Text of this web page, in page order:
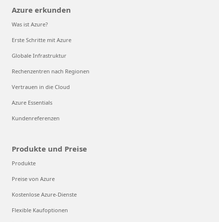
Azure erkunden
Was ist Azure?
Erste Schritte mit Azure
Globale Infrastruktur
Rechenzentren nach Regionen
Vertrauen in die Cloud
Azure Essentials
Kundenreferenzen
Produkte und Preise
Produkte
Preise von Azure
Kostenlose Azure-Dienste
Flexible Kaufoptionen